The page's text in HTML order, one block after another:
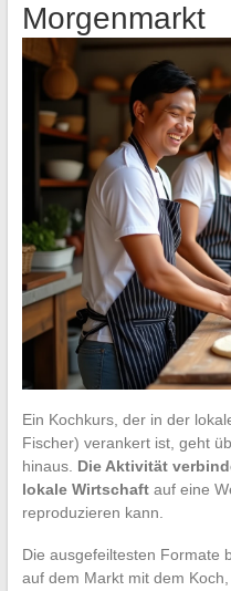
Morgenmarkt
Ein Kochkurs, der in der
Fischer) verankert ist, geht
hinaus. Die Aktivität
lokale Wirtschaftauf eine
reproduzieren kann.
Die ausgefeiltesten Formate
auf dem Markt mit dem